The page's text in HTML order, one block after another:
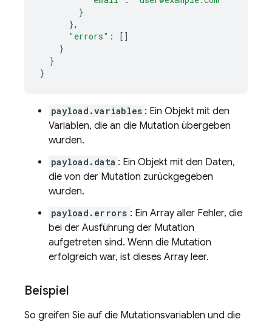
}
},
"errors" :
[]
}
}
}
payload.variables : Ein Objekt mit den
Variablen, die an die Mutation übergeben
wurden.
payload.data : Ein Objekt mit den Daten,
die von der Mutation zurückgegeben
wurden.
payload.errors : Ein Array aller Fehler, die
bei der Ausführung der Mutation
aufgetreten sind. Wenn die Mutation
erfolgreich war, ist dieses Array leer.
Beispiel
So greifen Sie auf die Mutationsvariablen und die